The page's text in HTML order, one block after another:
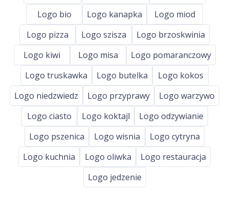
Logo bio
Logo kanapka
Logo miod
Logo pizza
Logo szisza
Logo brzoskwinia
Logo kiwi
Logo misa
Logo pomaranczowy
Logo truskawka
Logo butelka
Logo kokos
Logo niedzwiedz
Logo przyprawy
Logo warzywo
Logo ciasto
Logo koktajl
Logo odzywianie
Logo pszenica
Logo wisnia
Logo cytryna
Logo kuchnia
Logo oliwka
Logo restauracja
Logo jedzenie